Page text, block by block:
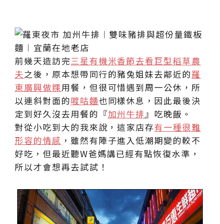
前幾天造訪完三星有機米香節去看巨型稻草農
夫之後，原本想帶同行的豬兔姐妹去鄰近的羅
東廣興做粿用餐，但很可惜遇到周一公休，所
以連斜對面的喥咕麵也同樣休息，因此最後決
定到好久沒去用餐的『加州牛排 』吃晚飯。
對從小吃到大的我來說，這家店存有一種很難
形容的情感 ，雖然有陣子進入低潮期變的較不
好吃，但最近聽W爸媽講已經有點恢復水準，
所以才會想再去試試！